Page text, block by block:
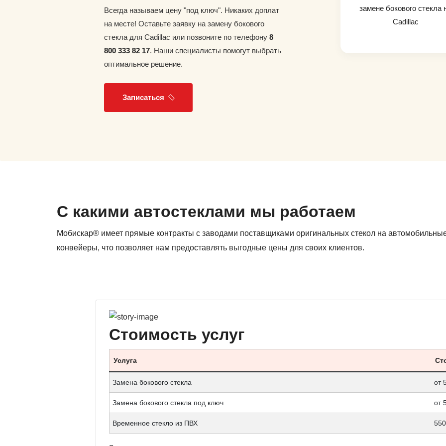
Всегда называем цену "под ключ". Никаких доплат
на месте! Оставьте заявку на замену бокового
стекла для Cadillac или позвоните по телефону 8
800 333 82 17. Наши специалисты помогут выбрать
оптимальное решение.
Записаться
замене бокового стекла
Cadillac
С какими автостеклами мы работаем
Мобискар® имеет прямые контракты с заводами поставщиками оригинальных стекол на
конвейеры, что позволяет нам предоставлять выгодные цены для своих клиентов.
Стоимость услуг
Услуга
Замена бокового стекла от
Замена бокового стекла под ключ от
Временное стекло из ПВХ